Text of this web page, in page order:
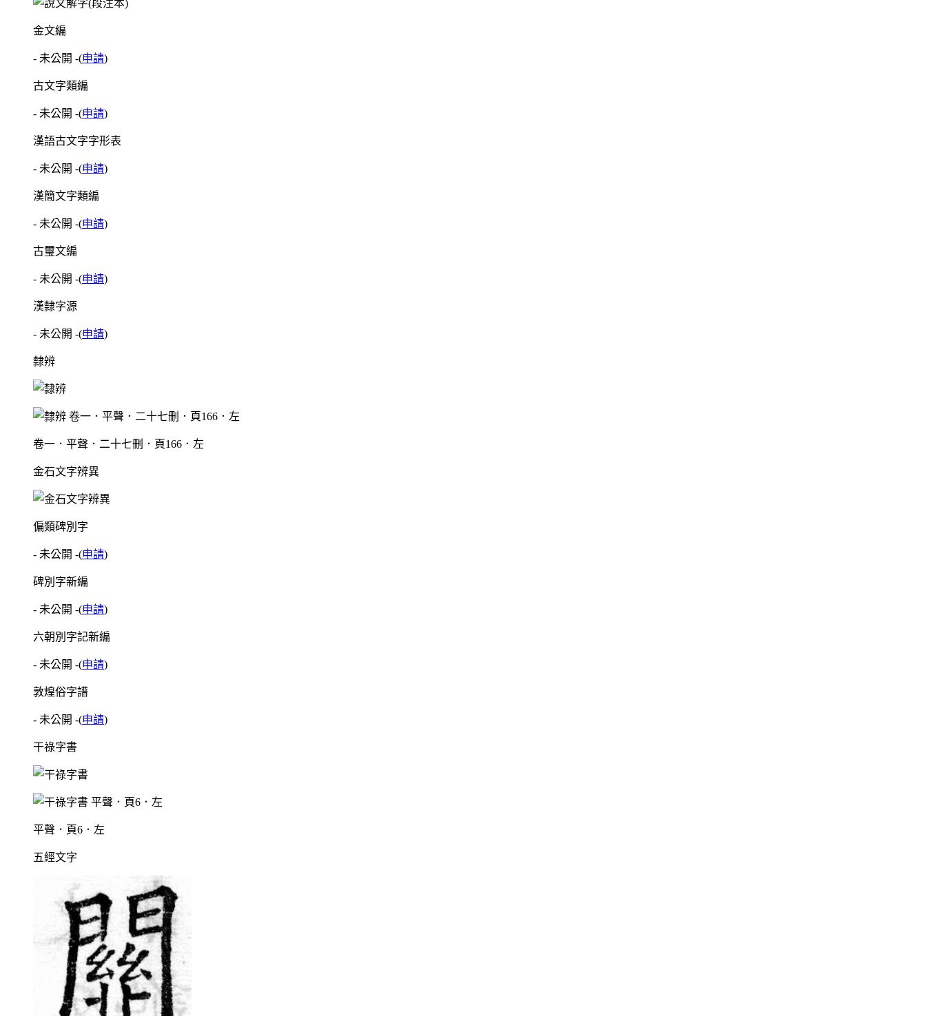
金文編
- 未公開 -(申請)
古文字類編
- 未公開 -(申請)
漢語古文字字形表
- 未公開 -(申請)
漢簡文字類編
- 未公開 -(申請)
古璽文編
- 未公開 -(申請)
漢隸字源
- 未公開 -(申請)
隸辨
卷一．平聲．二十七刪．頁166．左
金石文字辨異
偏類碑別字
- 未公開 -(申請)
碑別字新編
- 未公開 -(申請)
六朝別字記新編
- 未公開 -(申請)
敦煌俗字譜
- 未公開 -(申請)
干祿字書
平聲．頁6．左
五經文字